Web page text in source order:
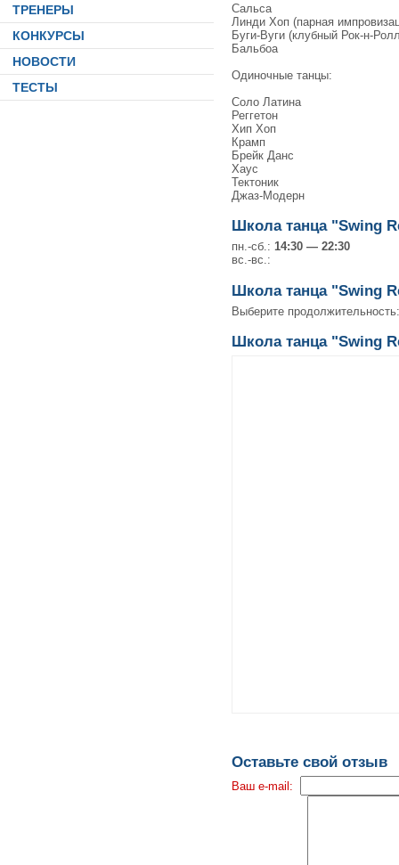
ТРЕНЕРЫ
КОНКУРСЫ
НОВОСТИ
ТЕСТЫ
Сальса
Линди Хоп (парная
Буги-Вуги (клубный Рок-н-
Бальбоа
Одиночные танцы:
Соло Латина
Реггетон
Хип Хоп
Крамп
Брейк Данс
Хаус
Тектоник
Джаз-Модерн
Школа танца "Swing
пн.-сб.: 14:30 — 22:30
вс.-вс.:
Школа танца "Swing
Выберите
Школа танца "Swing
Оставьте свой отзыв
Ваш e-mail: